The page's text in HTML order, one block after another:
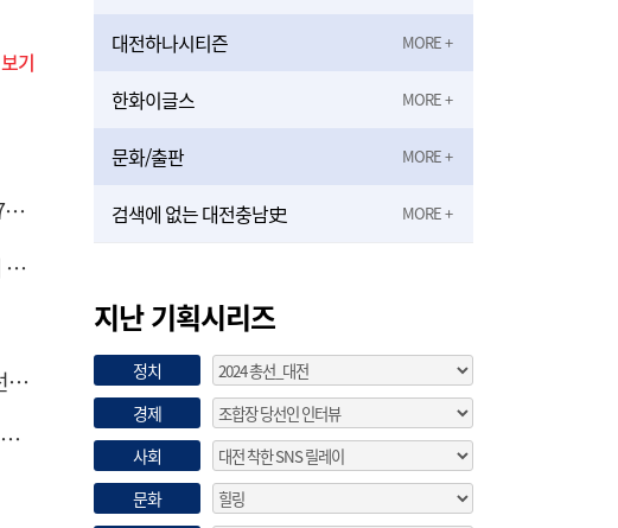
보기
대전혁신센터, 대전창업허브 입주기업 7개사 모집
[교단만필] 더 쉽게 만드는 시대, 더 깊게 배우는 교육
극한 폭염 속 안전한 열차 운행을 위한 선로관리
대전상의, 최원철 공주시장 예방… 지역경제 협력방안 논의
대전하나시티즌
한화이글스
문화/출판
검색에 없는 대전충남史
지난 기획시리즈
정치
경제
사회
문화